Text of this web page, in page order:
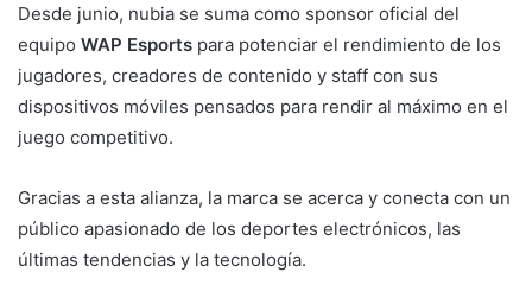
Desde junio, nubia se suma como sponsor oficial del
equipo WAP Esports para potenciar el rendimiento de los
jugadores, creadores de contenido y staff con sus
dispositivos móviles pensados para rendir al máximo en el
juego competitivo.
Gracias a esta alianza, la marca se acerca y conecta con un
público apasionado de los deportes electrónicos, las
últimas tendencias y la tecnología.